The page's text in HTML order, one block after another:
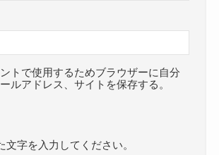
トで使用するためブラウザーに自分
ルアドレス、サイトを保存する。
文字を入力してください。